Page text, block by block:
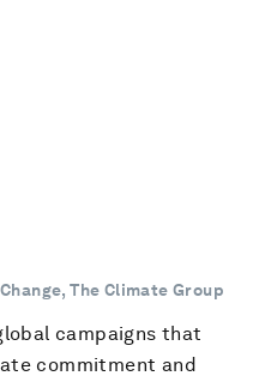
The Climate Group
campaigns that
commitment and